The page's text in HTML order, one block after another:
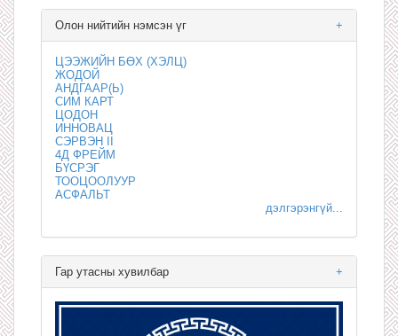
+
Олон нийтийн нэмсэн үг
ЦЭЭЖИЙН БӨХ (ХЭЛЦ)
ЖОДОЙ
АНДГААР(Ь)
СИМ КАРТ
ЦОДОН
ИННОВАЦ
СЭРВЭН II
4Д ФРЕЙМ
БҮСРЭГ
ТООЦООЛУУР
АСФАЛЬТ
дэлгэрэнгүй...
+
Гар утасны хувилбар